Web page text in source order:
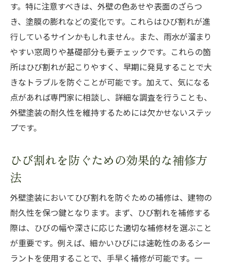
す。特に注意すべきは、外壁の色あせや表面のざらつ
き、塗膜の膨れなどの変化です。これらはひび割れが進
行しているサインかもしれません。また、雨水が溜まり
やすい窓周りや基礎部分も要チェックです。これらの箇
所はひび割れが起こりやすく、早期に発見することで大
きなトラブルを防ぐことが可能です。加えて、気になる
点があれば専門家に相談し、詳細な調査を行うことも、
外壁塗装の耐久性を維持するためには欠かせないステッ
プです。
ひび割れを防ぐための効果的な補修方
法
外壁塗装においてひび割れを防ぐための補修は、建物の
耐久性を保つ鍵となります。まず、ひび割れを補修する
際は、ひびの幅や深さに応じた適切な補修材を選ぶこと
が重要です。例えば、細かいひびには速乾性のあるシー
ラントを使用することで、手早く補修が可能です。一